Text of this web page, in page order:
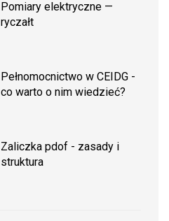
Pomiary elektryczne —
ryczałt
Pełnomocnictwo w CEIDG -
co warto o nim wiedzieć?
Zaliczka pdof - zasady i
struktura